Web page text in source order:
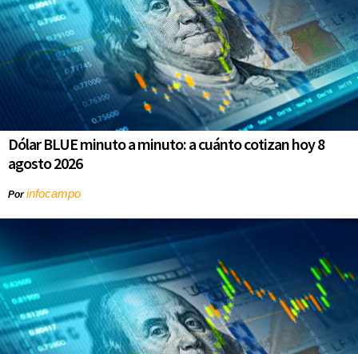
Dólar BLUE minuto a minuto: a cuánto cotizan hoy 8
agosto 2026
Porinfocampo